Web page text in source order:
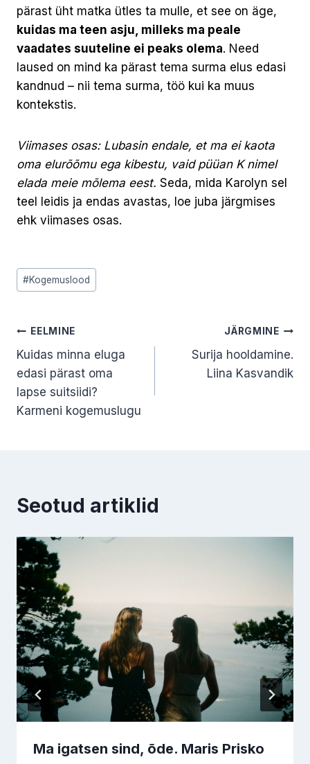
pärast üht matka ütles ta mulle, et see on äge,
kuidas ma teen asju, milleks ma peale
vaadates suuteline ei peaks olema. Need
laused on mind ka pärast tema surma elus edasi
kandnud – nii tema surma, töö kui ka muus
kontekstis.
Viimases osas: Lubasin endale, et ma ei kaota
oma elurõõmu ega kibestu, vaid püüan K nimel
elada meie mõlema eest. Seda, mida Karolyn sel
teel leidis ja endas avastas, loe juba järgmises
ehk viimases osas.
Post
Tags:
#Kogemuslood
Navigeerimine
EELMINE
Kuidas minna eluga
edasi pärast oma
lapse suitsiidi?
Karmeni kogemuslugu
JÄRGMINE
Surija hooldamine.
Liina Kasvandik
Seotud artiklid
Ma igatsen sind, õde. Maris Prisko